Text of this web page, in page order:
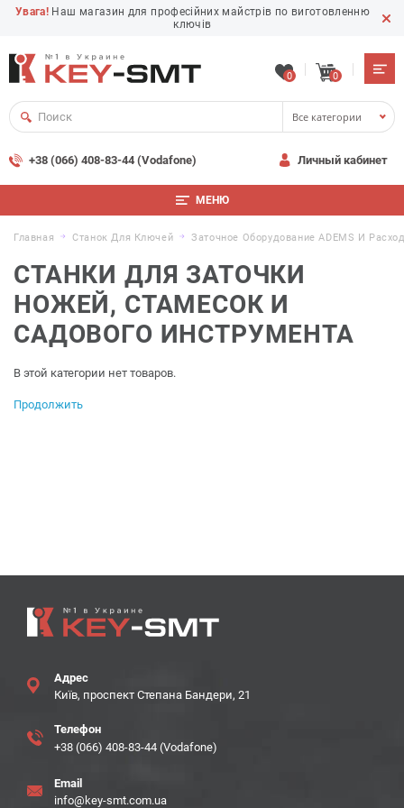
Увага! Наш магазин для професійних майстрів по виготовленню
ключів
0 0
Все категории
+38 (066) 408-83-44 (Vodafone) Личный кабинет
МЕНЮ
Главная Станок Для Ключей Заточное Оборудование ADEMS И
СТАНКИ ДЛЯ ЗАТОЧКИ
НОЖЕЙ, СТАМЕСОК И
САДОВОГО ИНСТРУМЕНТА
В этой категории нет товаров.
Продолжить
Адрес
Київ, проспект Степана Бандери, 21
Телефон
+38 (066) 408-83-44 (Vodafone)
Email
info@key-smt.com.ua